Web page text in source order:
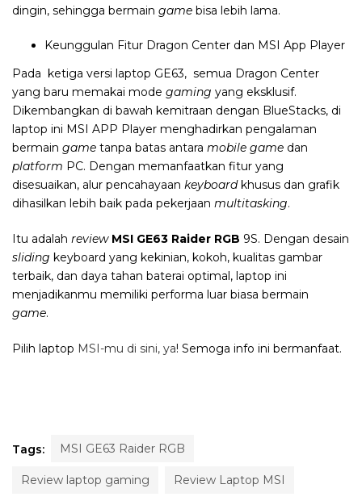
dingin, sehingga bermain game bisa lebih lama.
Keunggulan Fitur Dragon Center dan MSI App Player
Pada ketiga versi laptop GE63, semua Dragon Center
yang baru memakai mode gaming yang eksklusif.
Dikembangkan di bawah kemitraan dengan BlueStacks, di
laptop ini MSI APP Player menghadirkan pengalaman
bermain game tanpa batas antara mobile game dan
platform PC. Dengan memanfaatkan fitur yang
disesuaikan, alur pencahayaan keyboardkhusus dan grafik
dihasilkan lebih baik pada pekerjaan multitasking.
Itu adalah review MSI GE63 Raider RGB 9S. Dengan desain
sliding keyboard yang kekinian, kokoh, kualitas gambar
terbaik, dan daya tahan baterai optimal, laptop ini
menjadikanmu memiliki performa luar biasa bermain
game.
Pilih laptop MSI-mu di sini, ya! Semoga info ini bermanfaat.
Tags: MSI GE63 Raider RGB
Review laptop gaming Review Laptop MSI